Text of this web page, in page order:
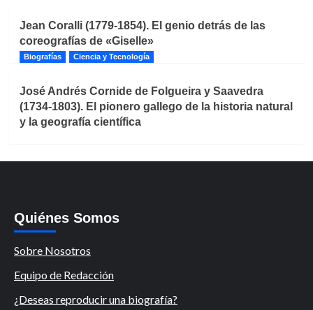
Jean Coralli (1779-1854). El genio detrás de las
coreografías de «Giselle»
Biografías Ciencia y Tecnología
José Andrés Cornide de Folgueira y Saavedra
(1734-1803). El pionero gallego de la historia natural
y la geografía científica
Quiénes Somos
Sobre Nosotros
Equipo de Redacción
¿Deseas reproducir una biografía?